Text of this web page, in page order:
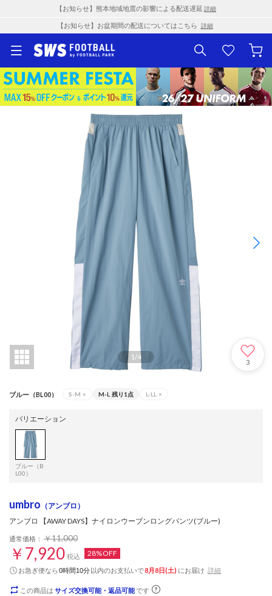
【お知らせ】熊本地域地震の影響による配送遅延 詳細
【お知らせ】お盆期間の配送についてはこちら 詳細
1/4
3
ブルー（BL00） S-M × M-L 残り1点 L-LL ×
バリエーション
ブルー（B
L00）
umbro （アンブロ）
アンブロ 【AWAY DAYS】ナイロンウーブンロングパンツ(ブルー)
通常価格： ￥11,000
￥7,920 税込 28%OFF
お急ぎ便なら0時間10分以内のお支払いで8月8日(土) にお届け 詳細
この商品は サイズ交換可能・返品可能です